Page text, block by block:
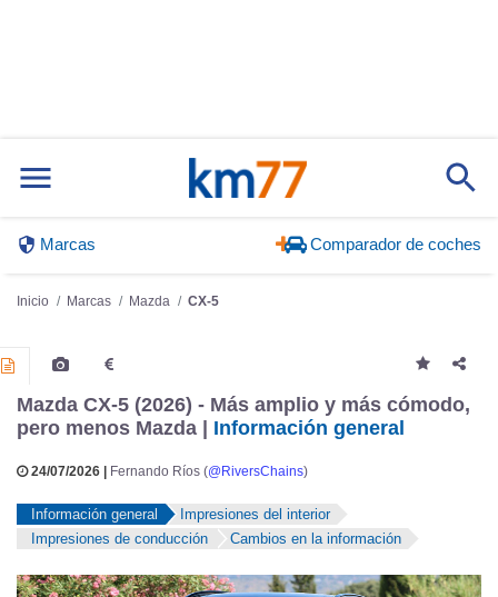
Marcas Comparador de coches
Inicio Marcas Mazda CX-5
Mazda CX-5 (2026) - Más amplio y más cómodo,
pero menos Mazda | Información general
24/07/2026 | Fernando Ríos (@RiversChains)
Información general
Impresiones del interior
Impresiones de conducción
Cambios en la información